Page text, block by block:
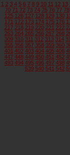
1 2 3 4 5 6 7 8 9 10 11 12 13
70 71 72 73 74 75 76 77 78
125 126 127 128 129 130
171 172 173 174 175 176
217 218 219 220 221 222
263 264 265 266 267 268
309 310 311 312 313 314
355 356 357 358 359 360
401 402 403 404 405 406
447 448 449 450 451 452
493 494 495 496 497 498
539 540 541 542